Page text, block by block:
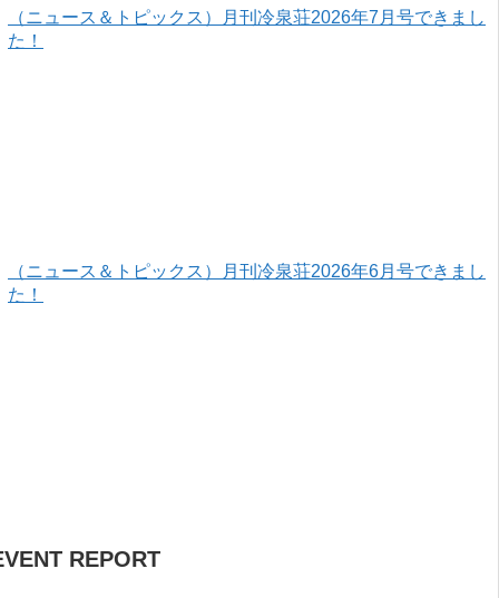
（ニュース＆トピックス）月刊冷泉荘2026年7月号できまし
た！
（ニュース＆トピックス）月刊冷泉荘2026年6月号できまし
た！
REPORT